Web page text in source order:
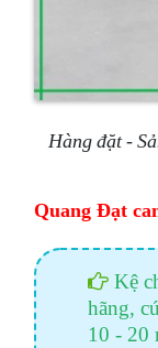
Hàng đặt -
Quang Đạt
Kệ
hãng,
10 - 20